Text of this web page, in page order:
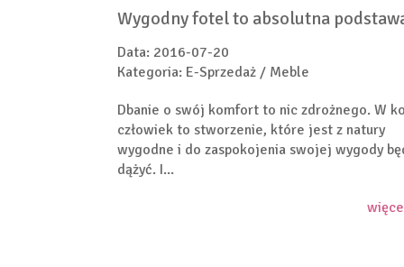
Wygodny fotel to absolutna
Data: 2016-07-20
Kategoria: E-Sprzedaż / Meble
Dbanie o swój komfort to nic zdrożnego. W
człowiek to stworzenie, które jest z natury
wygodne i do zaspokojenia swojej wygody
dążyć. I...